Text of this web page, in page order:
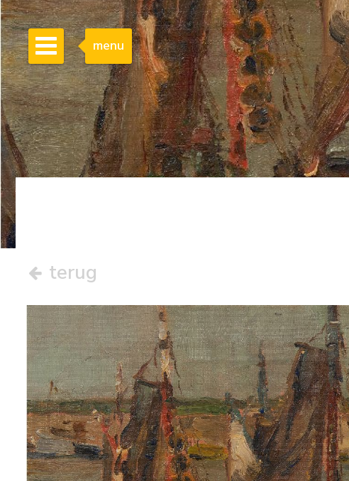
menu
terug